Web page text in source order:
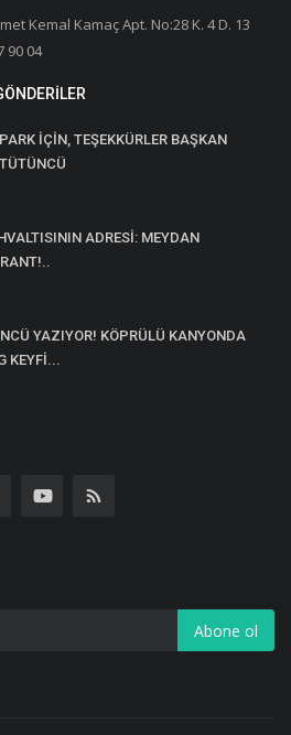
Kemal Kamaç Apt. No:28 K. 4 D. 13
90 04
İÇİN, TEŞEKKÜRLER BAŞKAN
ADRESİ: MEYDAN
YAZIYOR! KÖPRÜLÜ KANYONDA
KEYFİ...
Abone ol